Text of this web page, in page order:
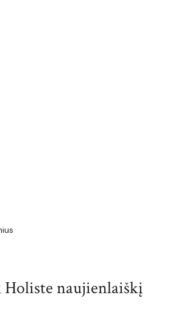
Holiste naujienlaiškį